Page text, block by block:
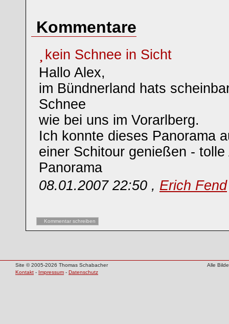
Kommentare
kein Schnee in Sicht
Hallo Alex,
im Bündnerland hats
Schnee
wie bei uns im Vorarlberg.
Ich konnte dieses Panorama
einer Schitour genießen -
Panorama
08.01.2007 22:50 , Erich Fend
Kommentar schreiben
Site © 2005-2026 Thomas Schabacher
Alle
Kontakt - Impressum - Datenschutz